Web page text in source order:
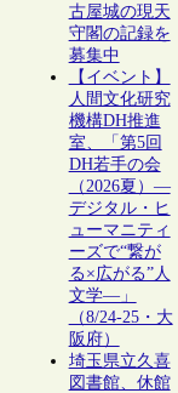
古屋城の現天
守閣の記録を
募集中
【イベント】
人間文化研究
機構DH推進
室、「第5回
DH若手の会
（2026夏）―
デジタル・ヒ
ューマニティ
ーズで“繋が
る×広がる”人
文学―」
（8/24-25・大
阪府）
埼玉県立久喜
図書館、休館